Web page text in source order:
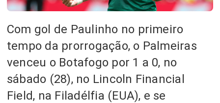
Com gol de Paulinho no primeiro
tempo da prorrogação, o Palmeiras
venceu o Botafogo por 1 a 0, no
sábado (28), no Lincoln Financial
Field, na Filadélfia (EUA), e se